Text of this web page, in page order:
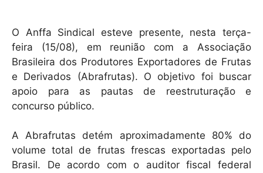
s
A
p
p
e
b
o
o
k
l
O Anffa Sindical esteve presente, nesta terça-
feira (15/08), em reunião com a Associação
Brasileira dos Produtores Exportadores de Frutas
e Derivados (Abrafrutas). O objetivo foi buscar
apoio para as pautas de reestruturação e
concurso público.
A Abrafrutas detém aproximadamente 80% do
volume total de frutas frescas exportadas pelo
Brasil. De acordo com o auditor fiscal federal